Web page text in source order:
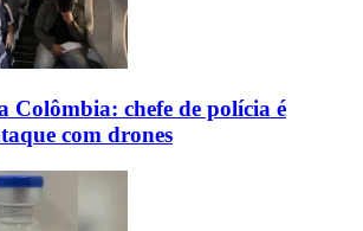
Colômbia: chefe de polícia é
com drones